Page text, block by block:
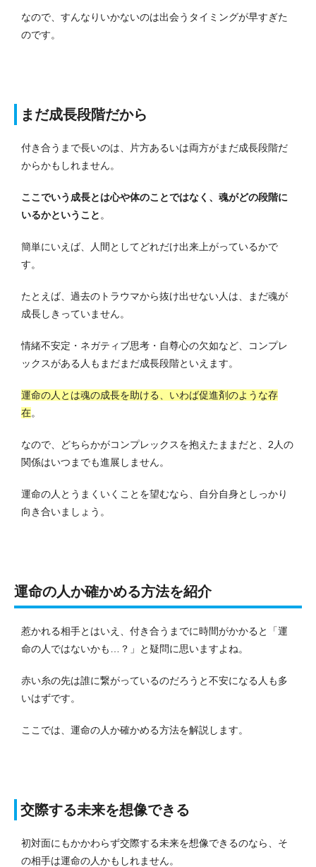
なので、すんなりいかないのは出会うタイミングが早すぎた
のです。
まだ成長段階だから
付き合うまで長いのは、片方あるいは両方がまだ成長段階だ
からかもしれません。
ここでいう成長とは心や体のことではなく、魂がどの段階に
いるかということ 。
簡単にいえば、人間としてどれだけ出来上がっているかで
す。
たとえば、過去のトラウマから抜け出せない人は、まだ魂が
成長しきっていません。
情緒不安定・ネガティブ思考・自尊心の欠如など、コンプレ
ックスがある人もまだまだ成長段階といえます。
運命の人とは魂の成長を助ける、いわば促進剤のような存
在。
なので、どちらかがコンプレックスを抱えたままだと、2人の
関係はいつまでも進展しません。
運命の人とうまくいくことを望むなら、自分自身としっかり
向き合いましょう。
運命の人か確かめる方法を紹介
惹かれる相手とはいえ、付き合うまでに時間がかかると「運
命の人ではないかも…？」と疑問に思いますよね。
赤い糸の先は誰に繋がっているのだろうと不安になる人も多
いはずです。
ここでは、運命の人か確かめる方法を解説します。
交際する未来を想像できる
初対面にもかかわらず交際する未来を想像できるのなら、そ
の相手は運命の人かもしれません。